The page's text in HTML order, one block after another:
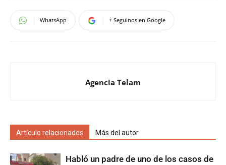
WhatsApp + Seguinos en Google
Agencia Telam
Artículo relacionados Más del autor
Habló un padre de uno de los casos de